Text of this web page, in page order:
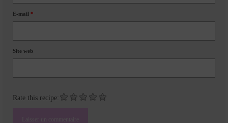
E-mail *
Site web
Rate this recipe: